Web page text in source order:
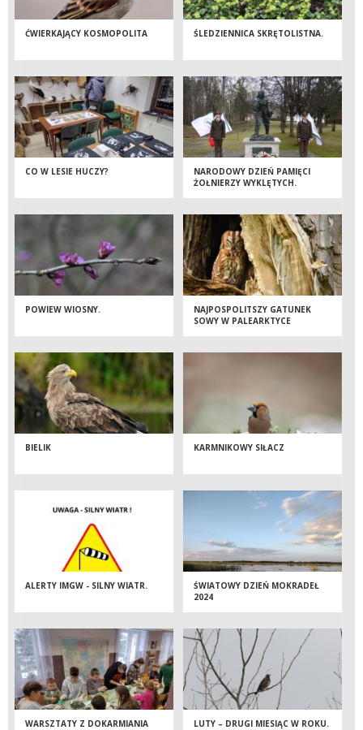
ĆWIERKAJĄCY KOSMOPOLITA ŚLEDZIENNICA SKRĘTOLISTNA.
CO W LESIE HUCZY?
NARODOWY DZIEŃ PAMIĘCI
ŻOŁNIERZY WYKLĘTYCH.
POWIEW WIOSNY.
NAJPOSPOLITSZY GATUNEK
SOWY W PALEARKTYCE
BIELIK KARMNIKOWY SIŁACZ
ALERTY IMGW - SILNY WIATR.
ŚWIATOWY DZIEŃ MOKRADEŁ
2024
WARSZTATY Z DOKARMIANIA
LUTY – DRUGI MIESIĄC W ROKU.